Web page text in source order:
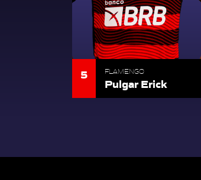
5 FLAMENGO
Pulgar Erick